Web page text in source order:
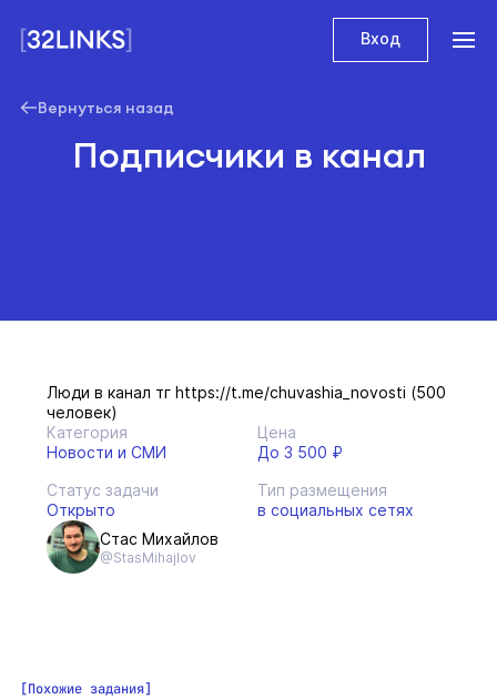
Вход
Вернуться назад
Подписчики в канал
Люди в канал тг https://t.me/chuvashia_novosti (500
человек)
Категория
Новости и СМИ
Цена
До 3 500 ₽
Статус задачи
Открыто
Тип размещения
в социальных сетях
Стас Михайлов
@StasMihajlov
Похожие задания